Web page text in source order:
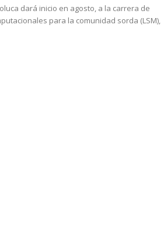
dará inicio en agosto, a la carrera de
para la comunidad sorda (LSM),